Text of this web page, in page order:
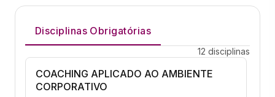
Disciplinas Obrigatórias
12 disciplinas
COACHING APLICADO AO AMBIENTE
CORPORATIVO